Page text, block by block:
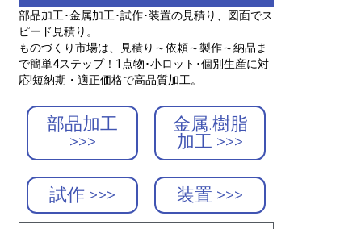
部品加工･金属加工･試作･装置の見積り、図面でス
ピード見積り。
ものづくり市場は、見積り～依頼～製作～納品ま
で簡単4ステップ！1点物･小ロット･個別生産に対
応!短納期・適正価格で高品質加工。
部品加工
>>>
金属.樹脂
加工 >>>
試作 >>> 装置 >>>